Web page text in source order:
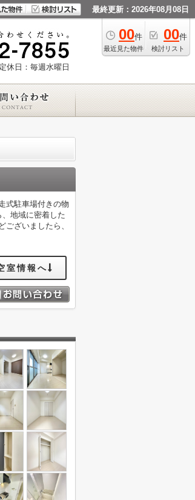
最終更新：2026年08月08日
00件
最近見た物件
00件
検討リスト
定休日：毎週水曜日
式駐車場付きの物
地域に密着した
ざいましたら、
室情報へ